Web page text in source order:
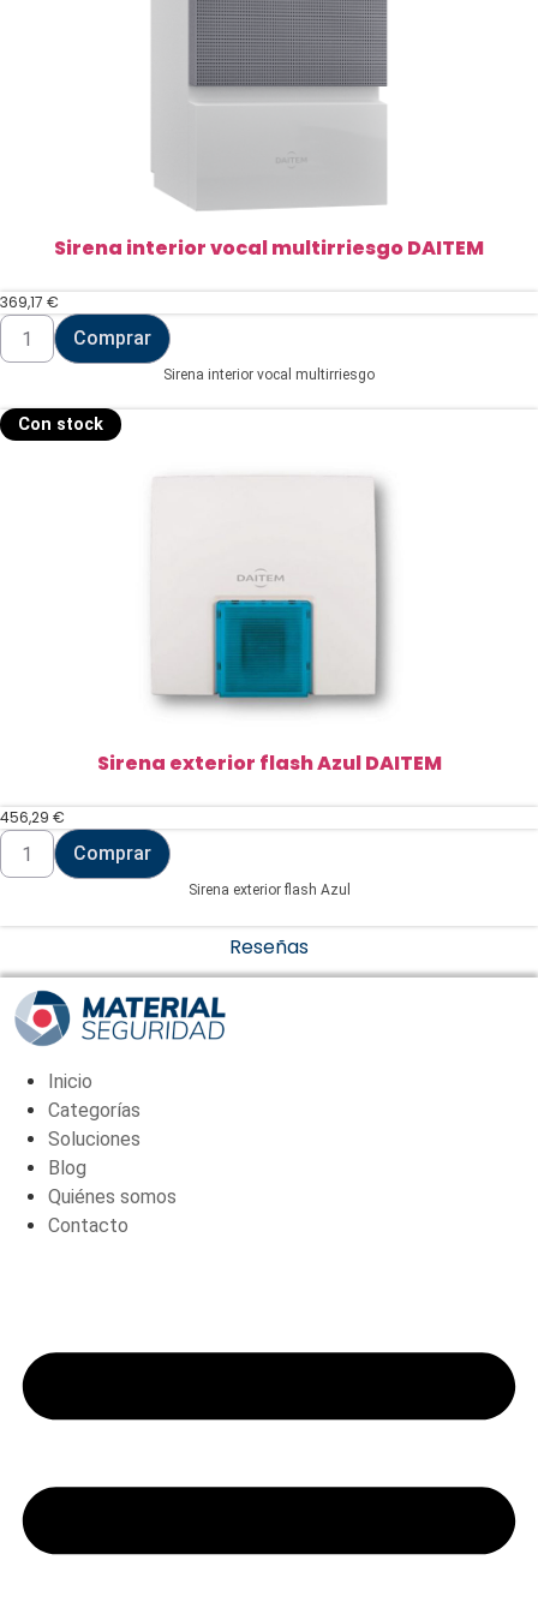
Sirena interior vocal multirriesgo DAITEM
369,17 €
Sirena
interior
vocal
cantidad
Comprar
Sirena interior vocal multirriesgo
Con stock
Sirena exterior flash Azul DAITEM
456,29 €
Sirena
exterior
flash
Comprar
Sirena exterior flash Azul
Reseñas
Inicio
Categorías
Soluciones
Blog
Quiénes somos
Contacto